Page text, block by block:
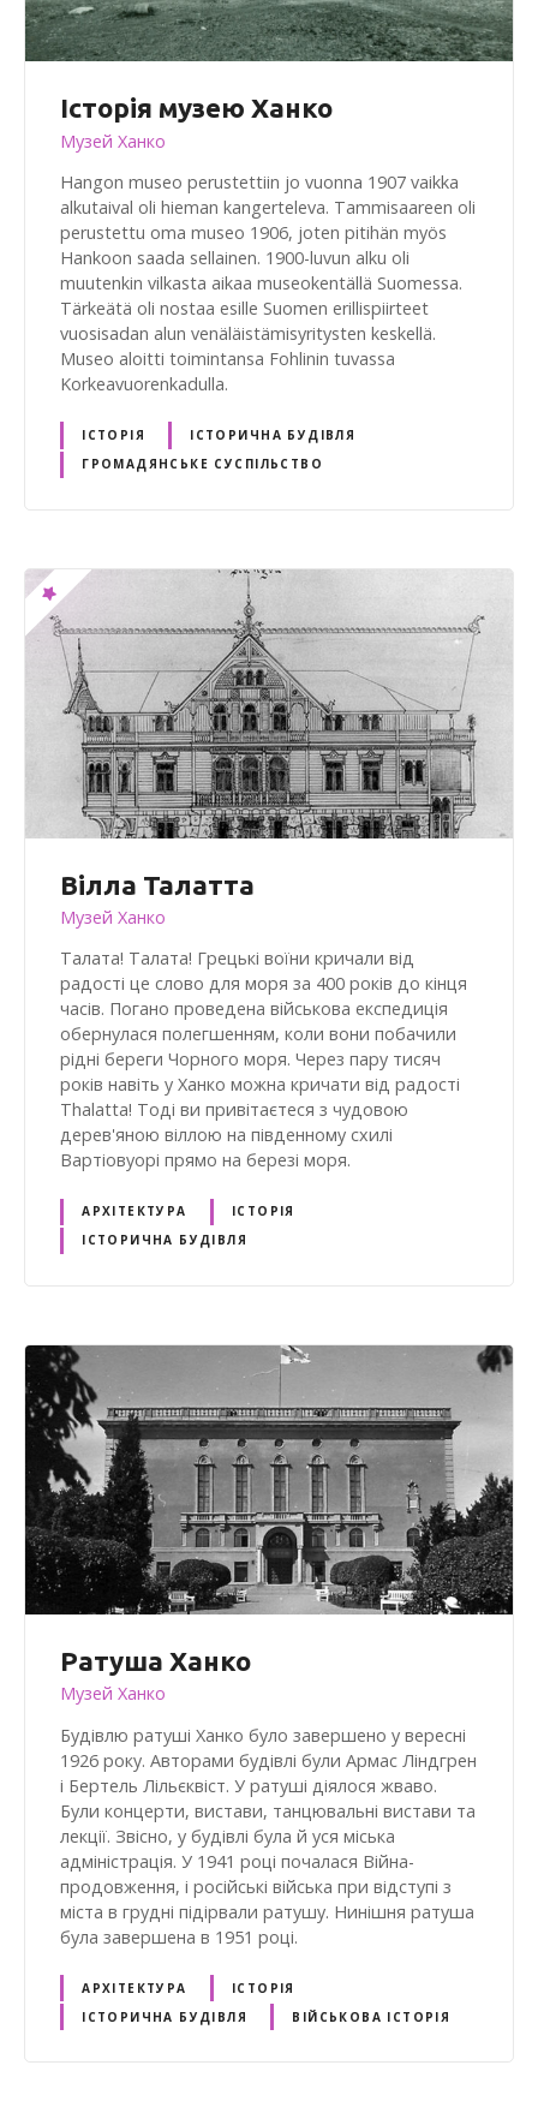
Історія музею Ханко
Музей Ханко
Hangon museo perustettiin jo vuonna 1907 vaikka
alkutaival oli hieman kangerteleva. Tammisaareen oli
perustettu oma museo 1906, joten pitihän myös
Hankoon saada sellainen. 1900-luvun alku oli
muutenkin vilkasta aikaa museokentällä Suomessa.
Tärkeätä oli nostaa esille Suomen erillispiirteet
vuosisadan alun venäläistämisyritysten keskellä.
Museo aloitti toimintansa Fohlinin tuvassa
Korkeavuorenkadulla.
ІСТОРІЯ
ІСТОРИЧНА БУДІВЛЯ
ГРОМАДЯНСЬКЕ СУСПІЛЬСТВО
Вілла Талатта
Музей Ханко
Талата! Талата! Грецькі воїни кричали від
радості це слово для моря за 400 років до кінця
часів. Погано проведена військова експедиція
обернулася полегшенням, коли вони побачили
рідні береги Чорного моря. Через пару тисяч
років навіть у Ханко можна кричати від радості
Thalatta! Тоді ви привітаєтеся з чудовою
дерев'яною віллою на південному схилі
Вартіовуорі прямо на березі моря.
АРХІТЕКТУРА
ІСТОРІЯ
ІСТОРИЧНА БУДІВЛЯ
Ратуша Ханко
Музей Ханко
Будівлю ратуші Ханко було завершено у вересні
1926 року. Авторами будівлі були Армас Ліндгрен
і Бертель Лільєквіст. У ратуші діялося жваво.
Були концерти, вистави, танцювальні вистави та
лекції. Звісно, у будівлі була й уся міська
адміністрація. У 1941 році почалася Війна-
продовження, і російські війська при відступі з
міста в грудні підірвали ратушу. Нинішня ратуша
була завершена в 1951 році.
АРХІТЕКТУРА
ІСТОРІЯ
ІСТОРИЧНА БУДІВЛЯ
ВІЙСЬКОВА ІСТОРІЯ